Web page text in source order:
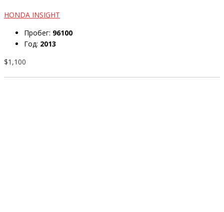
HONDA INSIGHT
Пробег: 96100
Год: 2013
$1,100